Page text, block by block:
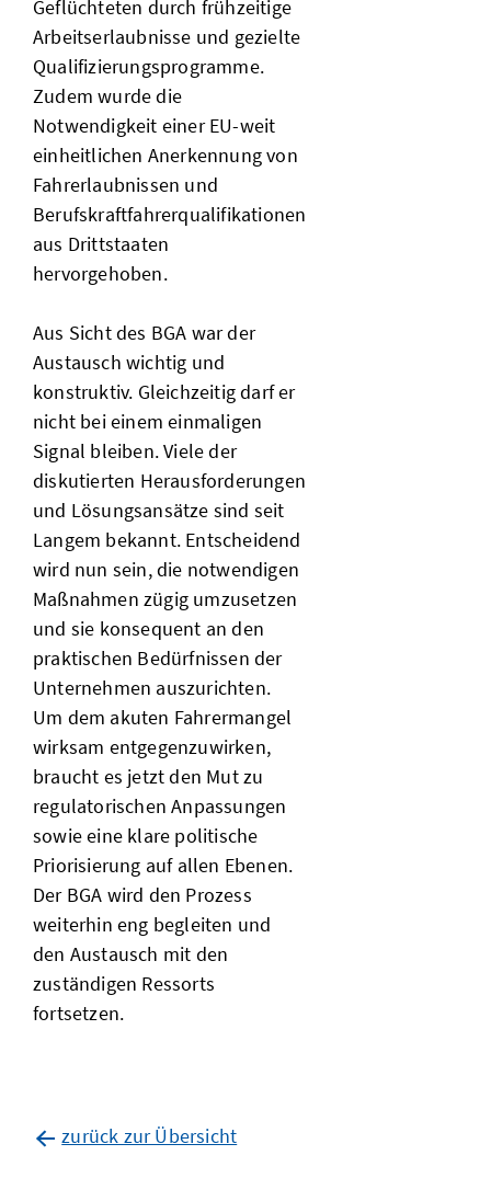
Geflüchteten durch frühzeitige
Arbeitserlaubnisse und gezielte
Qualifizierungsprogramme.
Zudem wurde die
Notwendigkeit einer EU-weit
einheitlichen Anerkennung von
Fahrerlaubnissen und
Berufskraftfahrerqualifikationen
aus Drittstaaten
hervorgehoben.
Aus Sicht des BGA war der
Austausch wichtig und
konstruktiv. Gleichzeitig darf er
nicht bei einem einmaligen
Signal bleiben. Viele der
diskutierten Herausforderungen
und Lösungsansätze sind seit
Langem bekannt. Entscheidend
wird nun sein, die notwendigen
Maßnahmen zügig umzusetzen
und sie konsequent an den
praktischen Bedürfnissen der
Unternehmen auszurichten.
Um dem akuten Fahrermangel
wirksam entgegenzuwirken,
braucht es jetzt den Mut zu
regulatorischen Anpassungen
sowie eine klare politische
Priorisierung auf allen Ebenen.
Der BGA wird den Prozess
weiterhin eng begleiten und
den Austausch mit den
zuständigen Ressorts
fortsetzen.
zurück zur Übersicht